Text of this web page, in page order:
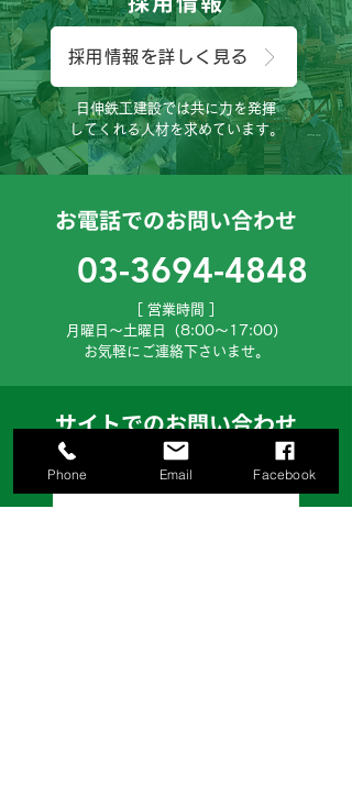
採用情報を詳しく見る
日伸鉄工建設では共に力を発揮
してくれる人材を求めています。
お電話でのお問い合わせ
03-3694-4848
［ 営業時間 ］
月曜日～土曜日（8:00～17:00）
お気軽にご連絡下さいませ。
サイトでのお問い合わせ
お問い合わせフォームへ
Phone Email Facebook